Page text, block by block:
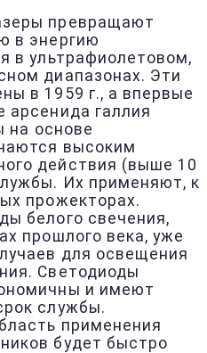
превращают
в энергию
в ультрафиолетовом,
диапазонах. Эти
в 1959 г., а впервые
арсенида галлия
на основе
высоким
действия (выше 10
Их применяют, к
прожекторах.
белого свечения,
прошлого века, уже
для освещения
Светодиоды
и имеют
службы.
применения
будет быстро